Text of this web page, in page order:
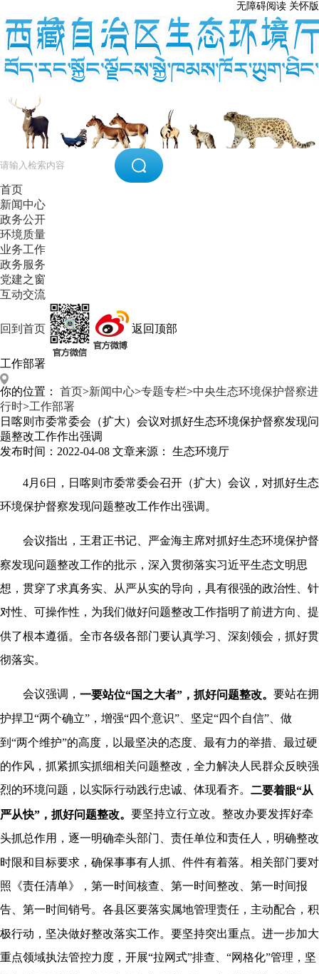
无障碍阅读 关怀版
首页
新闻中心
政务公开
环境质量
业务工作
政务服务
党建之窗
互动交流
回到首页 返回顶部
工作部署
你的位置： 首页>新闻中心>专题专栏>中央生态环境保护督察进
行时>工作部署
日喀则市委常委会（扩大）会议对抓好生态环境保护督察发现问
题整改工作作出强调
发布时间：2022-04-08 文章来源： 生态环境厅
4月6日，日喀则市委常委会召开（扩大）会议，对抓好生态
环境保护督察发现问题整改工作作出强调。
会议指出，王君正书记、严金海主席对抓好生态环境保护督
察发现问题整改工作的批示，深入贯彻落实习近平生态文明思
想，贯穿了求真务实、从严从实的导向，具有很强的政治性、针
对性、可操作性，为我们做好问题整改工作指明了前进方向、提
供了根本遵循。全市各级各部门要认真学习、深刻领会，抓好贯
彻落实。
会议强调， 一要站位“国之大者”，抓好问题整改。 要站在拥
护捍卫“两个确立”，增强“四个意识”、坚定“四个自信”、做
到“两个维护”的高度，以最坚决的态度、最有力的举措、最过硬
的作风，抓紧抓实抓细相关问题整改，全力解决人民群众反映强
烈的环境问题，以实际行动践行忠诚、体现看齐。 二要着眼“从
严从快”，抓好问题整改。 要坚持立行立改。整改办要发挥好牵
头抓总作用，逐一明确牵头部门、责任单位和责任人，明确整改
时限和目标要求，确保事事有人抓、件件有着落。相关部门要对
照《责任清单》，第一时间核查、第一时间整改、第一时间报
告、第一时间销号。各县区要落实属地管理责任，主动配合，积
极行动，坚决做好整改落实工作。要坚持突出重点。进一步加大
重点领域执法管控力度，开展“拉网式”排查、“网格化”管理，坚